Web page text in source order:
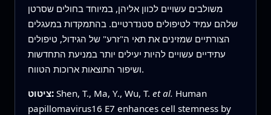
משולבים עשויים לכוון אליהן, במיוחד בחולים שסרטן
שלהם עמיד לטיפולים סטנדרטיים. בהתמקדות במעגלים
הצורתיים שמזינים את תאי ה"זרע" של הגידול, טיפולים
עתידיים עשויים להיות יעילים יותר במניעת התחדשות
ושיפור התוצאות ארוכות הטווח.
ציטוט: Shen, T., Ma, Y., Wu, T. et al. Human
papillomavirus16 E7 enhances cell stemness by